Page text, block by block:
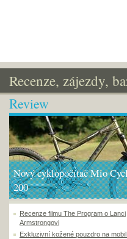
Recenze, zájezdy,
Review
Nový cyklopočítač Mio
200
Recenze filmu The Program o Lanci
Armstrongovi
Exkluzivní kožené pouzdro na